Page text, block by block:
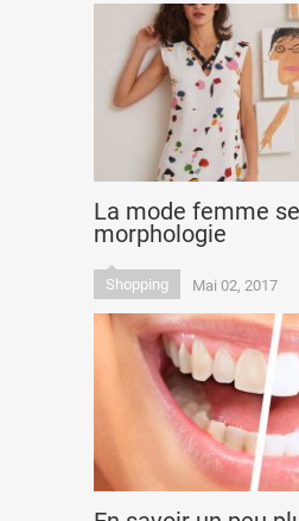
La mode femme
morphologie
Shopping Mai 02, 2017